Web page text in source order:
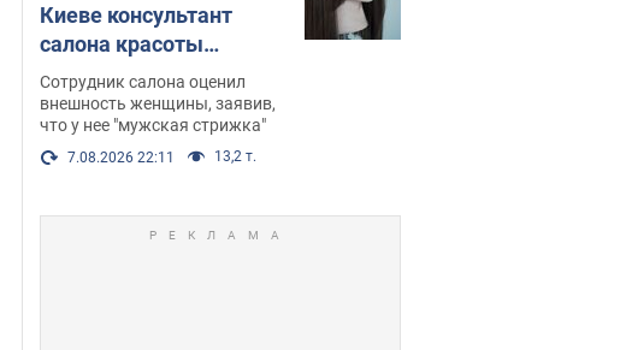
Киеве консультант
салона красоты
оскорбил женщину
после химиотерапии,
разгорелся скандал.
Фото
Сотрудник салона оценил
внешность женщины, заявив,
что у нее "мужская стрижка"
7.08.2026 22:11 13,2 т.